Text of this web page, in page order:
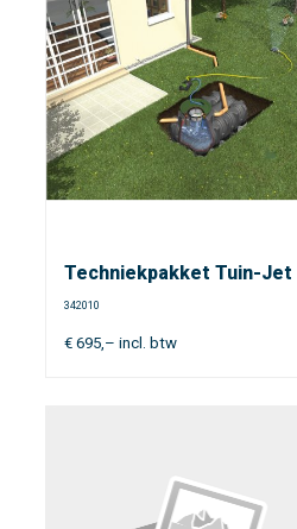
Techniekpakket Tuin-Jet
342010
€ 695,– incl. btw